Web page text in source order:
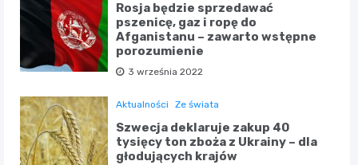
Rosja będzie sprzedawać
pszenicę, gaz i ropę do
Afganistanu – zawarto wstępne
porozumienie
3 września 2022
Aktualności Ze świata
Szwecja deklaruje zakup 40
tysięcy ton zboża z Ukrainy – dla
głodujących krajów